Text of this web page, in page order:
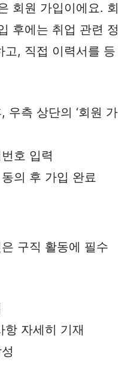
회원 가입이에요. 회
후에는 취업 관련 정
고, 직접 이력서를 등
우측 상단의 ‘회원 가
호 입력
의 후 가입 완료
구직 활동에 필수
항 자세히 기재